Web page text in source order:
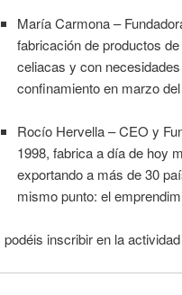
María Carmona –
fabricación de productos
celiacas y con
confinamiento en marzo
Rocío Hervella – CEO y
1998, fabrica a día de hoy
exportando a más de 30
mismo punto: el
podéis inscribir en la actividad